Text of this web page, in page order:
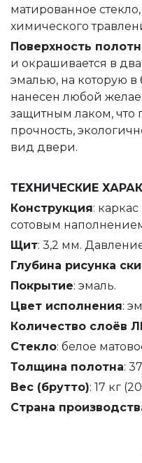
матированное
химического
Поверхность
и окрашивается в
эмалью, на которую
нанесен любой
защитным лаком, что
прочность,
вид двери.
ТЕХНИЧЕСКИЕ
Конструкция:
сотовым
Щит: 3,2 мм.
Глубина рисунка
Покрытие: эмаль.
Цвет исполнения:
Количество слоёв
Стекло: белое
Толщина полотна:
Вес (брутто): 17 кг
Страна